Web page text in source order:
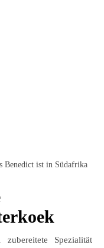
Benedict ist in Südafrika
Spezialität